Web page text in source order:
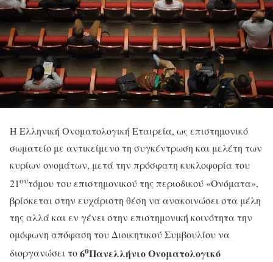
Η Ελληνική Ονοματολογική Εταιρεία, ως επιστημονικό
σωματείο με αντικείμενο τη συγκέντρωση και μελέτη των
κυρίων ονομάτων, μετά την πρόσφατη κυκλοφορία του
21ουτόμου του επιστημονικού της περιοδικού «Ονόματα»,
βρίσκεται στην ευχάριστη θέση να ανακοινώσει στα μέλη
της αλλά και εν γένει στην επιστημονική κοινότητα την
ομόφωνη απόφαση του Διοικητικού Συμβουλίου να
διοργανώσει το6οΠανελλήνιο Ονοματολογικό